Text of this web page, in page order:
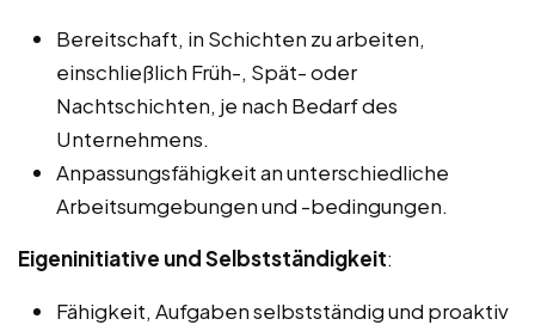
Bereitschaft, in Schichten zu arbeiten,
einschließlich Früh-, Spät- oder
Nachtschichten, je nach Bedarf des
Unternehmens.
Anpassungsfähigkeit an unterschiedliche
Arbeitsumgebungen und -bedingungen.
Eigeninitiative und Selbstständigkeit:
Fähigkeit, Aufgaben selbstständig und proaktiv